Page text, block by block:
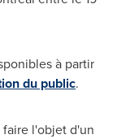
à partir
du public.
l'objet d'un